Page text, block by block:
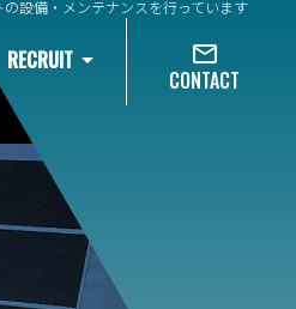
設備・メンテナンスを行っています
RECRUIT arrow_drop_down
mail_outline
CONTACT